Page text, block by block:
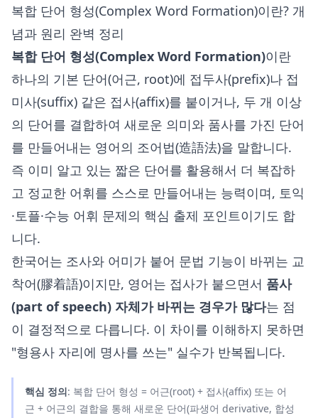
복합 단어 형성(Complex Word Formation)이란? 개
념과 원리 완벽 정리
복합 단어 형성(Complex Word Formation)이란
하나의 기본 단어(어근, root)에 접두사(prefix)나 접
미사(suffix) 같은 접사(affix)를 붙이거나, 두 개 이상
의 단어를 결합하여 새로운 의미와 품사를 가진 단어
를 만들어내는 영어의 조어법(造語法)을 말합니다.
즉 이미 알고 있는 짧은 단어를 활용해서 더 복잡하
고 정교한 어휘를 스스로 만들어내는 능력이며, 토익
·토플·수능 어휘 문제의 핵심 출제 포인트이기도 합
니다.
한국어는 조사와 어미가 붙어 문법 기능이 바뀌는 교
착어(膠着語)이지만, 영어는 접사가 붙으면서 품사
(part of speech) 자체가 바뀌는 경우가 많다는 점
이 결정적으로 다릅니다. 이 차이를 이해하지 못하면
"형용사 자리에 명사를 쓰는" 실수가 반복됩니다.
핵심 정의: 복합 단어 형성 = 어근(root) + 접사(affix) 또는 어
근 + 어근의 결합을 통해 새로운 단어(파생어 derivative, 합성